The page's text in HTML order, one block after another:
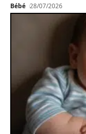
Bébé 28/07/2026